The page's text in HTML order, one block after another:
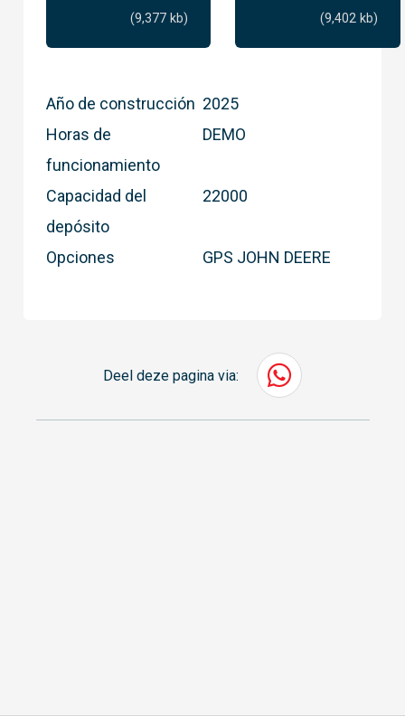
(9,377 kb) (9,402 kb)
Año de construcción 2025
Horas de
funcionamiento
DEMO
Capacidad del
depósito
22000
Opciones GPS JOHN DEERE
Deel deze pagina via: